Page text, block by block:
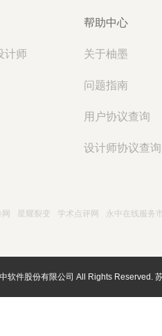
计师
帮助中心
关于柚墨
问题指南
用户协议查询
设计师协议查询
星耀裂变 学术点评网 永中在线服务
软件股份有限公司 All Rights Reserved.